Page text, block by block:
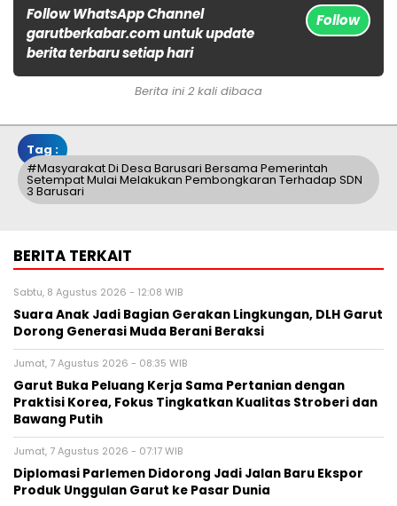
Follow WhatsApp Channel
garutberkabar.com untuk update
berita terbaru setiap hari
Follow
Berita ini 2 kali dibaca
Tag :
#Masyarakat Di Desa Barusari Bersama Pemerintah
Setempat Mulai Melakukan Pembongkaran Terhadap SDN
3 Barusari
BERITA TERKAIT
Sabtu, 8 Agustus 2026 - 12:08 WIB
Suara Anak Jadi Bagian Gerakan Lingkungan, DLH Garut
Dorong Generasi Muda Berani Beraksi
Jumat, 7 Agustus 2026 - 08:35 WIB
Garut Buka Peluang Kerja Sama Pertanian dengan
Praktisi Korea, Fokus Tingkatkan Kualitas Stroberi dan
Bawang Putih
Jumat, 7 Agustus 2026 - 07:17 WIB
Diplomasi Parlemen Didorong Jadi Jalan Baru Ekspor
Produk Unggulan Garut ke Pasar Dunia